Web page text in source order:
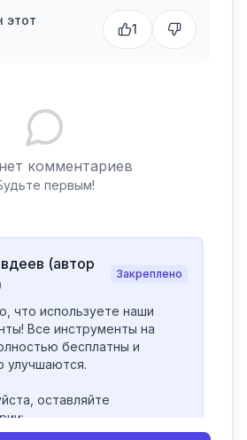
этот
1
комментариев
первым!
(автор
Закреплено
что используете наши
Все инструменты на
бесплатны и
улучшаются.
оставляйте
работает